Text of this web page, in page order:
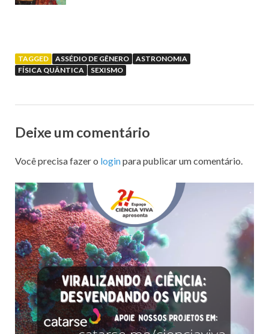
TAGGED ASSÉDIO DE GÊNERO
ASTRONOMIA
FÍSICA QUÂNTICA
SEXISMO
Deixe um comentário
Você precisa fazer o loginpara publicar um comentário.